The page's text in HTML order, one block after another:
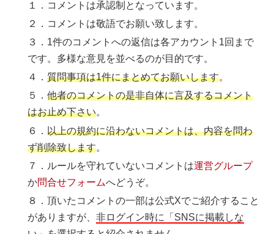
１．コメントは承認制となっています。
２．コメントは敬語でお願い致します。
３．1件のコメントへの返信は各アカウント1回まで
です。多様な意見を並べるのが目的です。
４．質問事項は1件にまとめてお願いします。
５．他者のコメントの是非自体に言及するコメント
はお止め下さい。
６．以上の規約に沿わないコメントは、内容を問わ
ず削除致します。
７．ルールを守れていないコメントは運営グループ
か問合せフォームへどうぞ。
８．頂いたコメントの一部は公式Xでご紹介すること
がありますが、非ログイン時に「SNSに掲載しな